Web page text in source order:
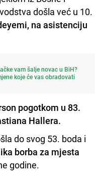
došla već u 10.
na asistenciju
vam šalje novac u BiH?
koje će vas obradovati
pogotkom u 83.
Hallera.
do svog 53. boda i
borba za mjesta
godine.